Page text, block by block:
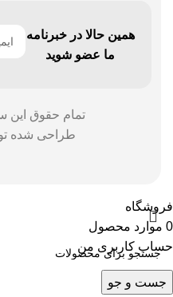
همین حالا در خبرنامه
ما عضو شوید
تمام حقوق
طراحی شده
جست و جو
فروشگاه
0 موارد محصول
حساب کاربری من